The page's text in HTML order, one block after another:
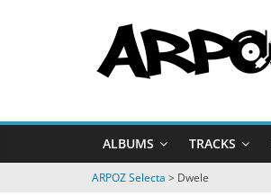
ARPOZ
Selecta
by
ARPOZ
&
ALBUMS TRACKS
ARPOZ Selecta > Dwele